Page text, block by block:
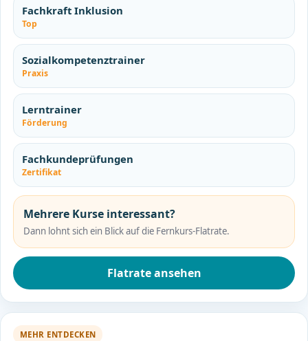
Fachkraft Inklusion
Top
Sozialkompetenztrainer
Praxis
Lerntrainer
Förderung
Fachkundeprüfungen
Zertifikat
Mehrere Kurse interessant?
Dann lohnt sich ein Blick auf die Fernkurs-Flatrate.
Flatrate ansehen
MEHR ENTDECKEN